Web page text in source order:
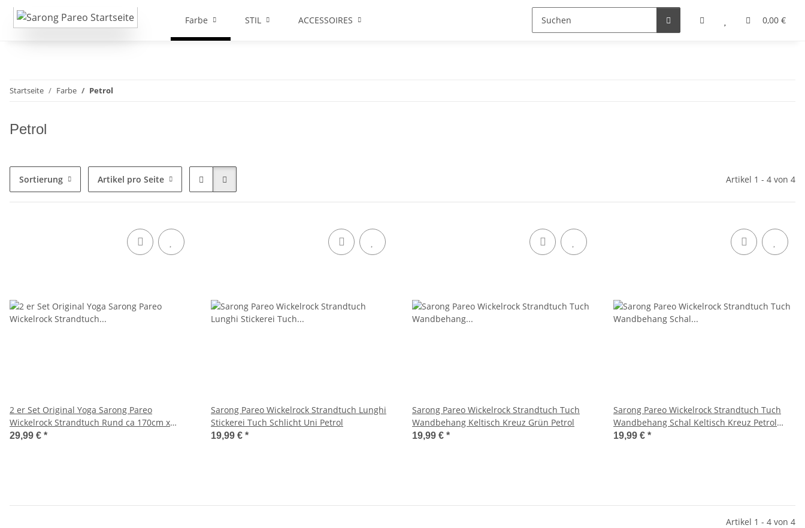
0,00 €
Farbe STIL ACCESSOIRES
Startseite Farbe Petrol
Petrol
Sortierung Artikel pro Seite Artikel 1 - 4 von 4
2 er Set Original Yoga Sarong Pareo
Wickelrock Strandtuch Rund ca 170cm x
1110cm Handtuch Schal Kleid Wickeltuch
29,99 € *
Sarong Pareo Wickelrock Strandtuch Lunghi
Stickerei Tuch Schlicht Uni Petrol
19,99 € *
Sarong Pareo Wickelrock Strandtuch Tuch
Wandbehang Keltisch Kreuz Grün Petrol
19,99 € *
Sarong Pareo Wickelrock Strandtuch Tuch
Wandbehang Schal Keltisch Kreuz Petrol
Türkis
19,99 € *
Artikel 1 - 4 von 4